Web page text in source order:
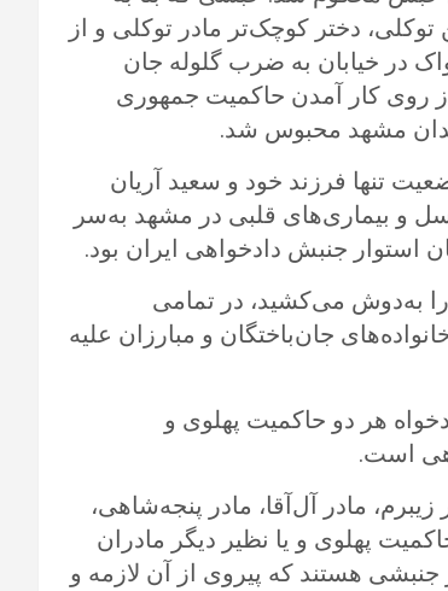
تمدید می‌شد. در سال ۱۳۵۵، سیمین توکلی، دختر کوچک‌تر مادر توکلی و از
در خیابان به ضرب گلوله جان
از روی کار آمدن حاکمیت جمهوری
تنها فرزند خود و سعید آریان
سل و بیماری‌های قلبی در مشهد به‌سر
را به‌دوش می‌کشید، در تمامی
جان‌باختگان و مبارزان علیه
هر دو حاکمیت پهلوی و
است.
مادر آل‌آقا، مادر پنجه‌شاهی،
پهلوی و یا نظیر دیگر مادران
هستند که پیروی از آن لازمه و